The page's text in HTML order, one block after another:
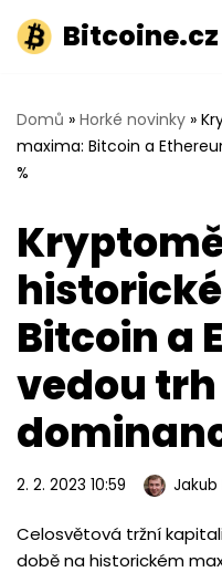
Přeskočit
obsah
Bitcoine.cz
Domů » Horké novinky »
maxima: Bitcoin a
%
Bitcoin a
vedou trh
2. 2. 2023 10:59 Jakub
Celosvětová tržní
době na historickém